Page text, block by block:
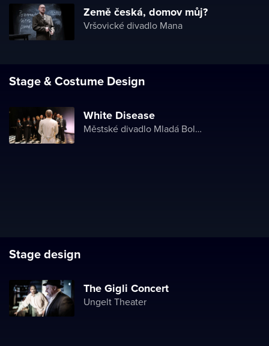
Země česká, domov můj?
Vršovické divadlo Mana
Stage & Costume Design
White Disease
Městské divadlo Mladá Boleslav
Stage design
The Gigli Concert
Ungelt Theater